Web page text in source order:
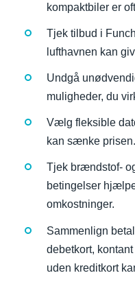
kompaktbiler er
Tjek tilbud i
lufthavnen kan
Undgå
muligheder, du
Vælg fleksible
kan sænke prisen.
Tjek brændstof-
betingelser
omkostninger.
Sammenlign
debetkort,
uden kreditkort